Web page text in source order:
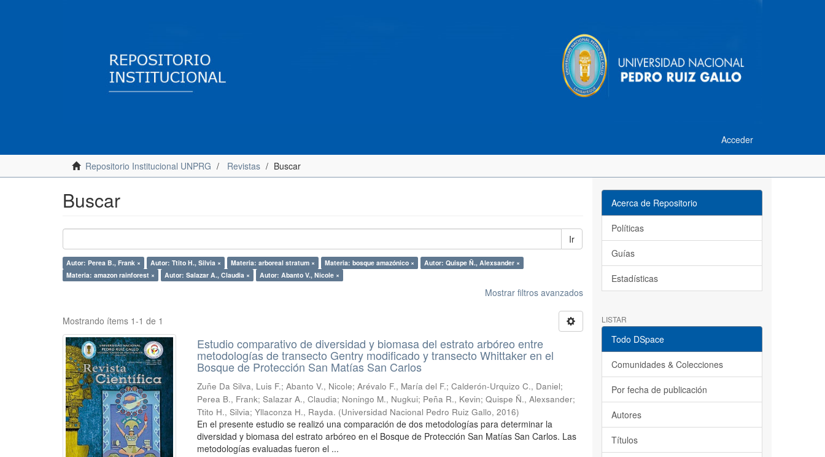
Acceder
Repositorio Institucional UNPRG Revistas Buscar
Buscar
Ir
Autor: Perea B., Frank × Autor: Ttito H., Silvia × Materia: arboreal stratum × Materia: bosque amazónico ×
Autor: Quispe Ñ., Alexsander ×
Materia: amazon rainforest ×
Autor: Salazar A., Claudia × Autor: Abanto V., Nicole ×
Mostrar filtros avanzados
Mostrando ítems 1-1 de 1
Estudio comparativo de diversidad y biomasa del estrato arbóreo entre
metodologías de transecto Gentry modificado y transecto Whittaker en el
Bosque de Protección San Matías San Carlos
Zuñe Da Silva, Luis F.;Abanto V., Nicole;Arévalo F., María del F.;Calderón-Urquizo C., Daniel;
Perea B., Frank;Salazar A., Claudia; Noningo M., Nugkui; Peña R., Kevin;Quispe Ñ., Alexsander;
Ttito H., Silvia;Yllaconza H., Rayda. (Universidad Nacional Pedro Ruiz Gallo,2016)
En el presente estudio se realizó una comparación de dos metodologías para determinar la
diversidad y biomasa del estrato arbóreo en el Bosque de Protección San Matías San Carlos. Las
metodologías evaluadas fueron el ...
Acerca de Repositorio
Políticas
Guías
Estadísticas
LISTAR
Todo DSpace
Comunidades & Colecciones
Por fecha de publicación
Autores
Títulos